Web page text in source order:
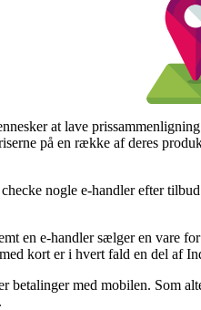
at lave
på en række af deres
nogle e-handler efter
en e-handler sælger en vare
kort er i hvert fald en del af
betalinger med mobilen. Som